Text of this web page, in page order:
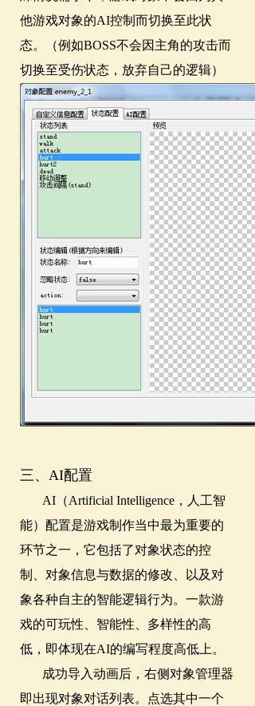
他游戏对象的AI控制而切换至此状
态。（例如BOSS不会因主角的攻击而
切换至受伤状态，放弃自己的逻辑）
三、AI配置
AI（Artificial Intelligence，人工智
能）配置是游戏制作当中最为重要的
环节之一，它包括了对象状态的控
制、对象信息与数据的修改、以及对
象各种自主的智能逻辑行为。一款游
戏的可玩性、智能性、多样性的高
低，即体现在AI的编写程度高低上。
成功导入动画后，右侧对象管理器
即出现对象对话列表。点选其中一个